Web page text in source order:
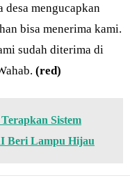
desa mengucapkan
bisa menerima kami.
sudah diterima di
(red)
Sistem
Beri Lampu Hijau